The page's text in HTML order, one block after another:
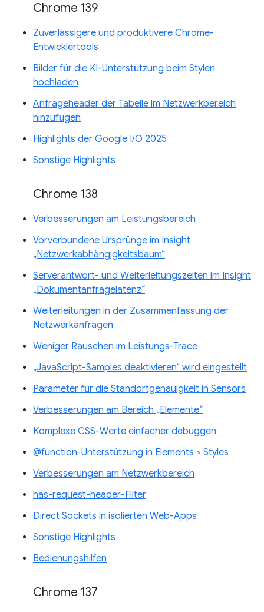
Chrome 139
Zuverlässigere und produktivere Chrome-
Entwicklertools
Bilder für die KI-Unterstützung beim Stylen
hochladen
Anfrageheader der Tabelle im Netzwerkbereich
hinzufügen
Highlights der Google I/O 2025
Sonstige Highlights
Chrome 138
Verbesserungen am Leistungsbereich
Vorverbundene Ursprünge im Insight
„Netzwerkabhängigkeitsbaum“
Serverantwort- und Weiterleitungszeiten im Insight
„Dokumentanfragelatenz“
Weiterleitungen in der Zusammenfassung der
Netzwerkanfragen
Weniger Rauschen im Leistungs-Trace
„JavaScript-Samples deaktivieren“ wird eingestellt
Parameter für die Standortgenauigkeit in Sensors
Verbesserungen am Bereich „Elemente“
Komplexe CSS-Werte einfacher debuggen
@function-Unterstützung in Elements > Styles
Verbesserungen am Netzwerkbereich
has-request-header-Filter
Direct Sockets in isolierten Web-Apps
Sonstige Highlights
Bedienungshilfen
Chrome 137